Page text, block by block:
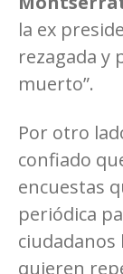
la ex
rezagada y
muerto”.
Por otro
confiado
encuestas
periódica
ciudadanos
quieren